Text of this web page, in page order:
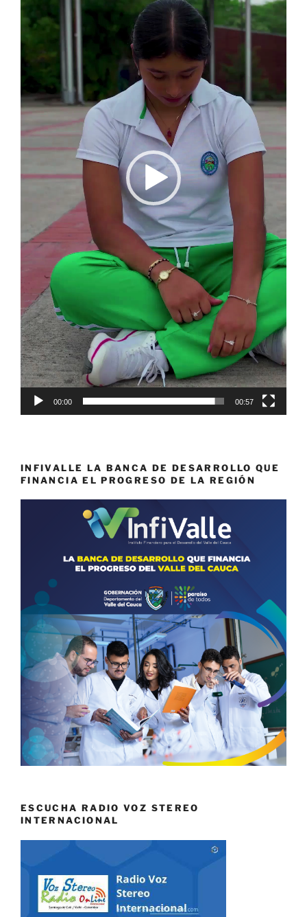
00:00 00:57
INFIVALLE LA BANCA DE DESARROLLO QUE
FINANCIA EL PROGRESO DE LA REGIÓN
ESCUCHA RADIO VOZ STEREO
INTERNACIONAL